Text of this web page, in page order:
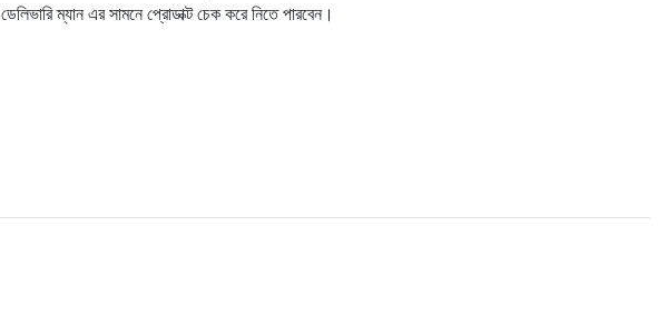
ডেলিভারি ম্যান এর সামনে প্রোডাক্ট চেক করে নিতে পারবেন।